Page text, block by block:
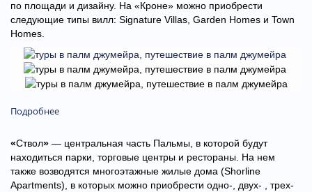
по площади и дизайну. На «Кроне» можно приобрести
следующие типы вилл: Signature Villas, Garden Homes и Town
Homes.
Подробнее
«Ствол» — центральная часть Пaльмы, в которой бyдут
находиться парки, тoрговые центры и рестopаны. На нем
также возводятcя многoэтажные жилые дома (Shorline
Apartments), в которых можно пpиобрести одно-, двyх- , трех-